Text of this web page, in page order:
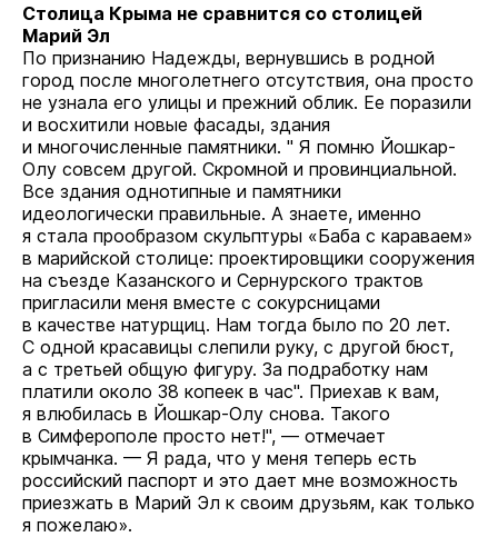
Столица Крыма не сравнится со столицей
Марий Эл
По признанию Надежды, вернувшись в родной
город после многолетнего отсутствия, она просто
не узнала его улицы и прежний облик. Ее поразили
и восхитили новые фасады, здания
и многочисленные памятники. " Я помню Йошкар-
Олу совсем другой. Скромной и провинциальной.
Все здания однотипные и памятники
идеологически правильные. А знаете, именно
я стала прообразом скульптуры «Баба с караваем»
в марийской столице: проектировщики сооружения
на съезде Казанского и Сернурского трактов
пригласили меня вместе с сокурсницами
в качестве натурщиц. Нам тогда было по 20 лет.
С одной красавицы слепили руку, с другой бюст,
а с третьей общую фигуру. За подработку нам
платили около 38 копеек в час". Приехав к вам,
я влюбилась в Йошкар-Олу снова. Такого
в Симферополе просто нет!", — отмечает
крымчанка. — Я рада, что у меня теперь есть
российский паспорт и это дает мне возможность
приезжать в Марий Эл к своим друзьям, как только
я пожелаю».